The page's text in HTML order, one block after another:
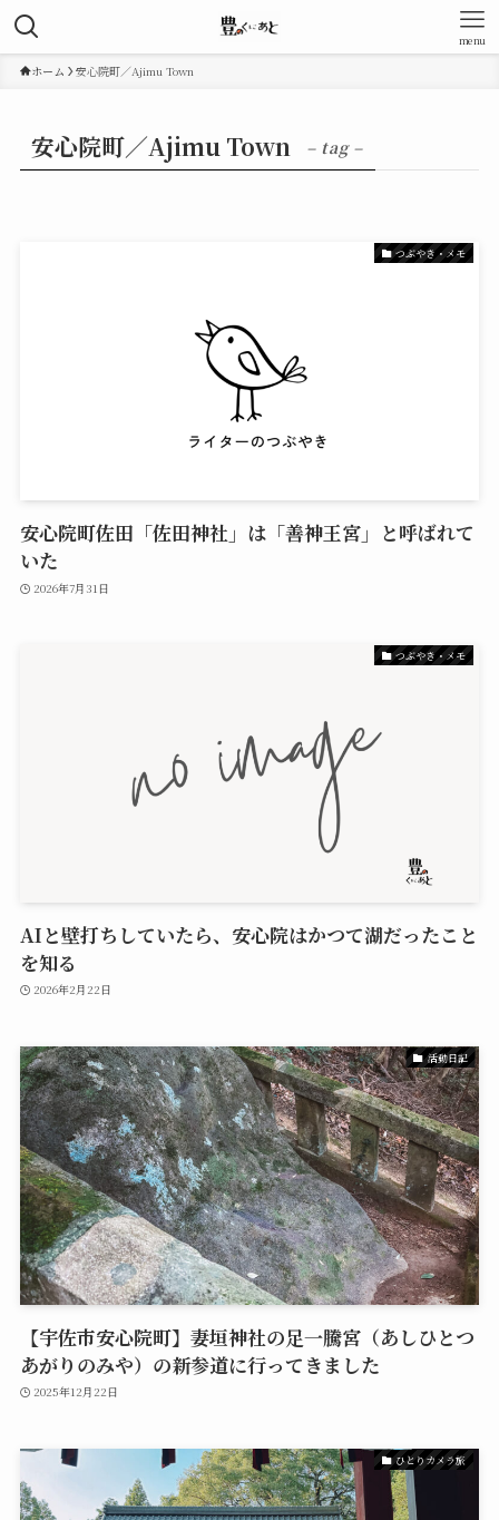
menu
ホーム 安心院町／Ajimu Town
安心院町／Ajimu Town – tag –
つぶやき・メモ
安心院町佐田「佐田神社」は「善神王宮」と呼ばれて
いた
2026年7月31日
つぶやき・メモ
AIと壁打ちしていたら、安心院はかつて湖だったこと
を知る
2026年2月22日
活動日記
【宇佐市安心院町】妻垣神社の足一騰宮（あしひとつ
あがりのみや）の新参道に行ってきました
2025年12月22日
ひとりカメラ旅